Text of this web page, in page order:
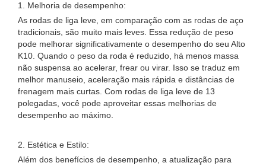
1. Melhoria de desempenho:
As rodas de liga leve, em comparação com as rodas de aço
tradicionais, são muito mais leves. Essa redução de peso
pode melhorar significativamente o desempenho do seu Alto
K10. Quando o peso da roda é reduzido, há menos massa
não suspensa ao acelerar, frear ou virar. Isso se traduz em
melhor manuseio, aceleração mais rápida e distâncias de
frenagem mais curtas. Com rodas de liga leve de 13
polegadas, você pode aproveitar essas melhorias de
desempenho ao máximo.
2. Estética e Estilo:
Além dos benefícios de desempenho, a atualização para